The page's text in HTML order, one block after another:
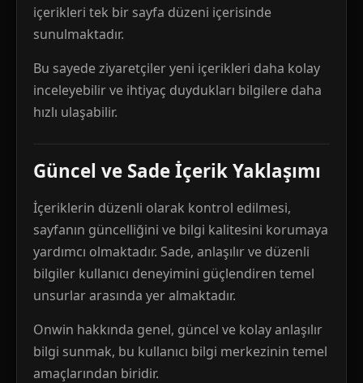
içerikleri tek bir sayfa düzeni içerisinde
sunulmaktadır.
Bu sayede ziyaretçiler yeni içerikleri daha kolay
inceleyebilir ve ihtiyaç duydukları bilgilere daha
hızlı ulaşabilir.
Güncel ve Sade İçerik Yaklaşımı
İçeriklerin düzenli olarak kontrol edilmesi,
sayfanın güncelliğini ve bilgi kalitesini korumaya
yardımcı olmaktadır. Sade, anlaşılır ve düzenli
bilgiler kullanıcı deneyimini güçlendiren temel
unsurlar arasında yer almaktadır.
Onwin hakkında genel, güncel ve kolay anlaşılır
bilgi sunmak, bu kullanıcı bilgi merkezinin temel
amaçlarından biridir.